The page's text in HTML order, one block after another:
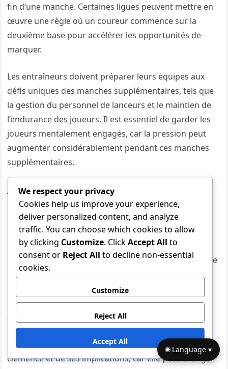
fin d’une manche. Certaines ligues peuvent mettre en
œuvre une règle où un coureur commence sur la
deuxième base pour accélérer les opportunités de
marquer.
Les entraîneurs doivent préparer leurs équipes aux
défis uniques des manches supplémentaires, tels que
la gestion du personnel de lanceurs et le maintien de
l’endurance des joueurs. Il est essentiel de garder les
joueurs mentalement engagés, car la pression peut
augmenter considérablement pendant ces manches
supplémentaires.
Applications de la règle de la
clémence
La règle de la clémence est conçue pour prévenir les
matchs excessivement déséquilibrés en mettant fin à
un match prématurément si une équipe mène par une
marge substantielle, généralement autour de dix
points après un certain nombre de manches. Cette
règle aide à maintenir le fair-play et garde la
Les équipes doivent être conscientes de la règle de la
clémence et de ses implications, car elle peut changer
We respect your privacy
Cookies help us improve your experience,
deliver personalized content, and analyze
traffic. You can choose which cookies to allow
by clicking Customize. ClickAccept All to
consent or Reject All to decline non-essential
cookies.
Customize
Reject All
Accept All
🌐 Language ▾